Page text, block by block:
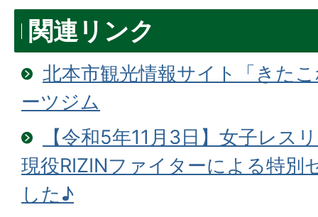
関連リンク
北本市観光情報サイト「きた
ーツジム
【令和5年11月3日】⼥⼦レス
現役RIZINファイターによる特別
した♪